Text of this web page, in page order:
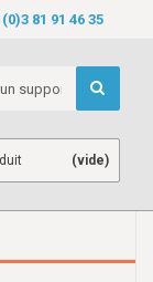
81 91 46 35
(vide)